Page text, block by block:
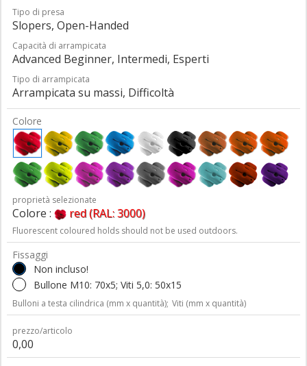
Tipo di presa
Slopers, Open-Handed
Capacità di arrampicata
Advanced Beginner, Intermedi, Esperti
Tipo di arrampicata
Arrampicata su massi, Difficoltà
Colore
proprietà selezionate
Colore : red (RAL: 3000)
Fluorescent coloured holds should not be used outdoors.
Fissaggi
Non incluso!
Bullone M10: 70x5; Viti 5,0: 50x15
Bulloni a testa cilindrica (mm x quantità); Viti (mm x quantità)
prezzo/articolo
0,00